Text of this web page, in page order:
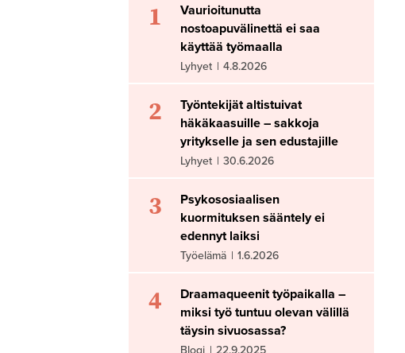
1
Vaurioitunutta
nostoapuvälinettä ei saa
käyttää työmaalla
Lyhyet | 4.8.2026
2
Työntekijät altistuivat
häkäkaasuille – sakkoja
yritykselle ja sen edustajille
Lyhyet | 30.6.2026
3
Psykososiaalisen
kuormituksen sääntely ei
edennyt laiksi
Työelämä | 1.6.2026
4
Draamaqueenit työpaikalla –
miksi työ tuntuu olevan välillä
täysin sivuosassa?
Blogi | 22.9.2025